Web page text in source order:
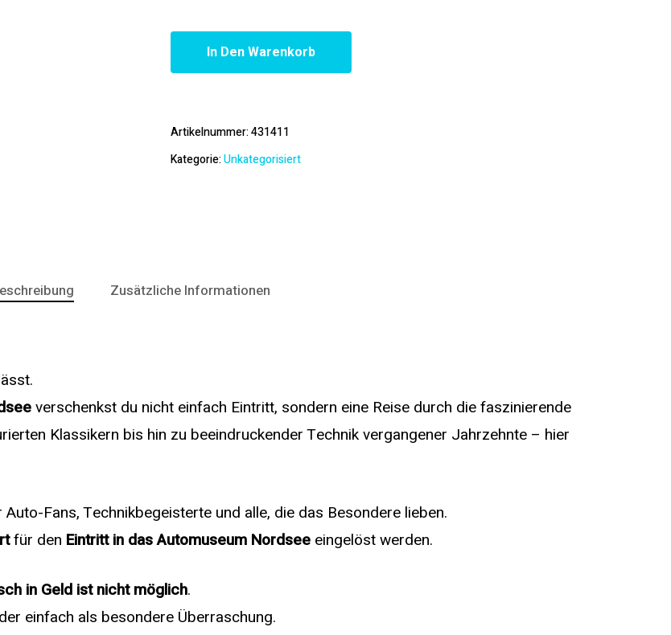
In Den Warenkorb
Artikelnummer:431411
Kategorie:Unkategorisiert
Zusätzliche Informationen
verschenkst du nicht einfach Eintritt, sondern eine Reise durch die faszinierende
Klassikern bis hin zu beeindruckender Technik vergangener Jahrzehnte – hier
Fans, Technikbegeisterte und alle, die das Besondere lieben.
für den Eintritt in das Automuseum Nordsee eingelöst werden.
in Geld ist nicht möglich.
einfach als besondere Überraschung.